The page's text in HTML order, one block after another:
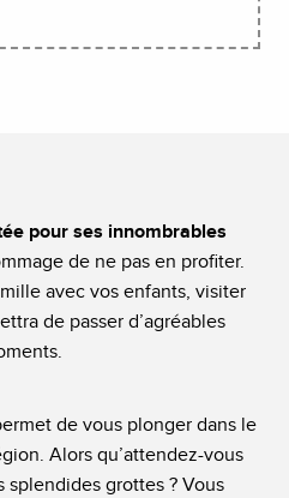
pour ses innombrables
de ne pas en profiter.
avec vos enfants, visiter
de passer d’agréables
de vous plonger dans le
Alors qu’attendez-vous
splendides grottes ? Vous